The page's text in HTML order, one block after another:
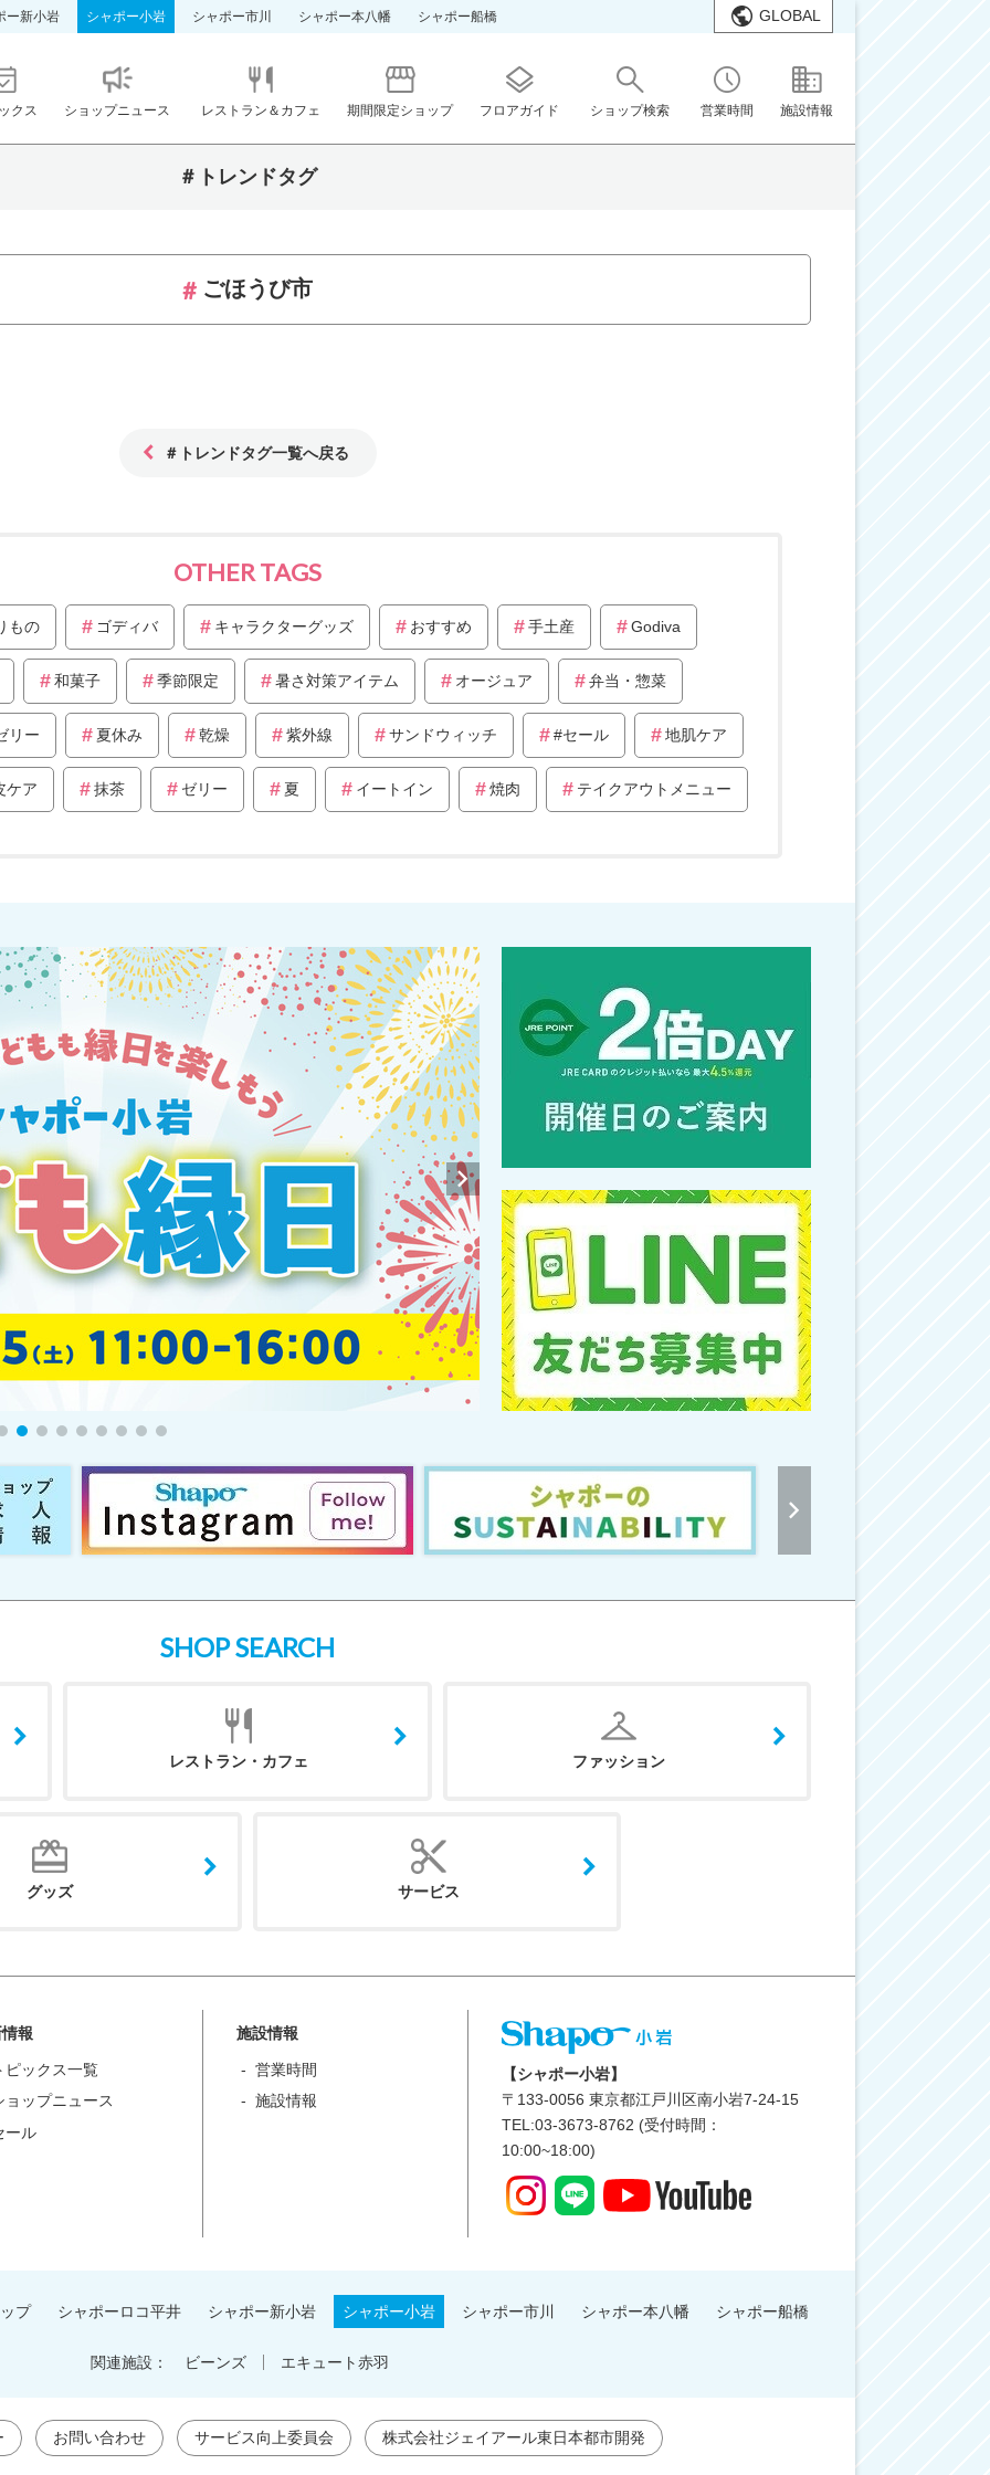
ー新小岩 シャポー小岩 シャポー市川 シャポー本八幡 シャポー船橋 GLOBAL
クス ショップニュース レストラン＆カフェ 期間限定ショップ フロアガイド ショップ検索 営業時間 施設情報
＃トレンドタグ
ごほうび市
＃トレンドタグ一覧へ戻る
OTHER TAGS
もの ゴディバ キャラクターグッズ おすすめ 手土産 Godiva
和菓子 季節限定 暑さ対策アイテム オージュア 弁当・惣菜
リー 夏休み 乾燥 紫外線 サンドウィッチ #セール 地肌ケア
ケア 抹茶 ゼリー 夏 イートイン 焼肉 テイクアウトメニュー
SHOP SEARCH
レストラン・カフェ ファッション
グッズ サービス
報
ピックス一覧
ョップニュース
ール
施設情報
営業時間
施設情報
【シャポー小岩】
〒 133-0056 東京都江戸川区南小岩7-24-15
TEL:03-3673-8762 (受付時間：
10:00~18:00)
プ シャポーロコ平井 シャポー新小岩 シャポー小岩 シャポー市川 シャポー本八幡 シャポー船橋
関連施設： ビーンズ エキュート赤羽
お問い合わせ サービス向上委員会 株式会社ジェイアール東日本都市開発